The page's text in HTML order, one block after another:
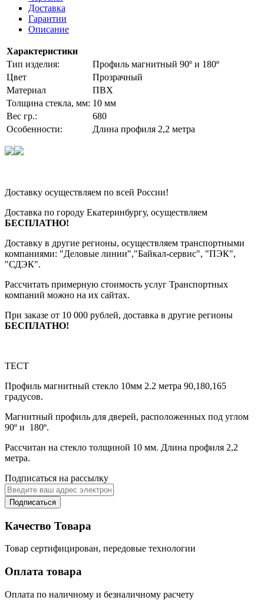
Доставка
Гарантии
Описание
Характеристики
Тип изделия:
Профиль магнитный 90º и 180º
Цвет
Прозрачный
Материал
ПВХ
Толщина стекла, мм: 10 мм
Вес гр.:
680
Особенности:
Длина профиля 2,2 метра
Доставку осуществляем по всей России!
Доставка по городу Екатеринбургу, осуществляем
БЕСПЛАТНО!
Доставку в другие регионы, осуществляем транспортными
компаниями: "Деловые линии","Байкал-сервис", "ПЭК",
"СДЭК".
Рассчитать примерную стоимость услуг Транспортных
компаний можно на их сайтах.
При заказе от 10 000 рублей, доставка в другие регионы
БЕСПЛАТНО!
ТЕСТ
Профиль магнитный стекло 10мм 2.2 метра 90,180,165
градусов.
Магнитный профиль для дверей, расположенных под углом
90º и 180º.
Рассчитан на стекло толщиной 10 мм. Длина профиля 2,2
метра.
Подписаться на рассылку
Подписаться
Качество Товара
Товар сертифицирован, передовые технологии
Оплата товара
Оплата по наличному и безналичному расчету